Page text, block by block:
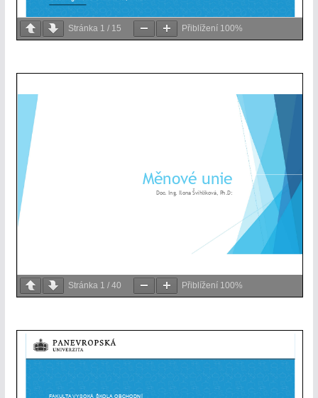
Stránka 1 / 15 Přiblížení 100%
Stránka 1 / 40 Přiblížení 100%